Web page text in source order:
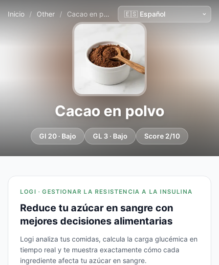
Inicio / Other / Cacao en polvo
Cacao en polvo
GI 20 · Bajo GL 3 · Bajo Score 2/10
LOGI · GESTIONAR LA RESISTENCIA A LA INSULINA
Reduce tu azúcar en sangre con
mejores decisiones alimentarias
Logi analiza tus comidas, calcula la carga glucémica en
tiempo real y te muestra exactamente cómo cada
ingrediente afecta tu azúcar en sangre.